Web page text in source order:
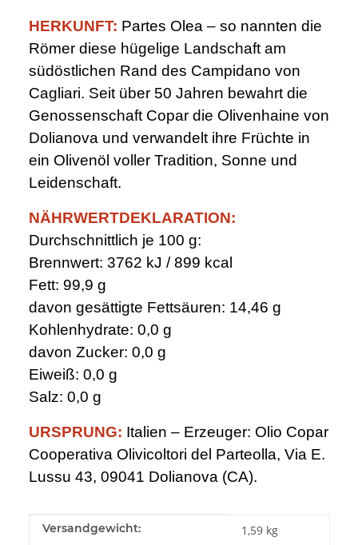
HERKUNFT: Partes Olea – so nannten die
Römer diese hügelige Landschaft am
südöstlichen Rand des Campidano von
Cagliari. Seit über 50 Jahren bewahrt die
Genossenschaft Copar die Olivenhaine von
Dolianova und verwandelt ihre Früchte in
ein Olivenöl voller Tradition, Sonne und
Leidenschaft.
NÄHRWERTDEKLARATION:
Durchschnittlich je 100 g:
Brennwert: 3762 kJ / 899 kcal
Fett: 99,9 g
davon gesättigte Fettsäuren: 14,46 g
Kohlenhydrate: 0,0 g
davon Zucker: 0,0 g
Eiweiß: 0,0 g
Salz: 0,0 g
URSPRUNG: Italien – Erzeuger: Olio Copar
Cooperativa Olivicoltori del Parteolla, Via E.
Lussu 43, 09041 Dolianova (CA).
Produkteigenschaft
Wert
Versandgewicht: 1,59 kg